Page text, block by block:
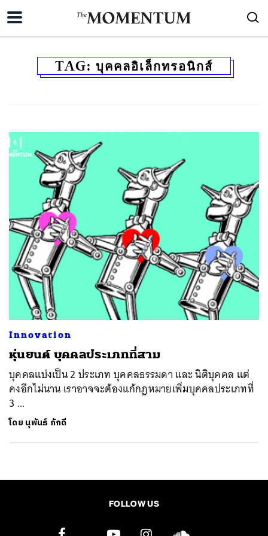
TAG: บุคคลอิเล็กทรอนิกส์
Innovation
หุ่นยนต์ บุคคลประเภทที่สาม
บุคคลแบ่งเป็น 2 ประเภท บุคคลธรรมดา และ นิติบุคคล แต่
คงอีกไม่นาน เราอาจจะต้องแก้กฎหมายเพิ่มบุคคลประเภทที่
3 ...
โดย นุพันธ์ ภักดี
FOLLOW US
ค้นหา
TWEET EMAIL